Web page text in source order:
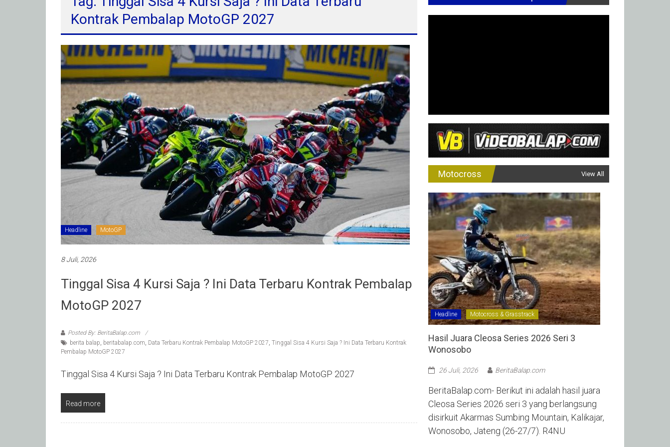
Kontrak Pembalap MotoGP 2027
Headline MotoGP
8 Juli, 2026
Tinggal Sisa 4 Kursi Saja ? Ini Data Terbaru Kontrak Pembalap
MotoGP 2027
Posted By: BeritaBalap.com
berita balap, beritabalap.com, Data Terbaru Kontrak Pembalap MotoGP 2027, Tinggal Sisa 4 Kursi Saja ? Ini Data Terbaru Kontrak
Pembalap MotoGP 2027
Tinggal Sisa 4 Kursi Saja ? Ini Data Terbaru Kontrak Pembalap MotoGP 2027
Read more
Motocross View All
Headline Motocross & Grasstrack
Hasil Juara Cleosa Series 2026 Seri 3
Wonosobo ‎
26 Juli, 2026 BeritaBalap.com
BeritaBalap.com- Berikut ini adalah hasil juara
Cleosa Series 2026 seri 3 yang berlangsung
disirkuit Akarmas Sumbing Mountain, Kalikajar,
Wonosobo, Jateng (26-27/7). R4NU